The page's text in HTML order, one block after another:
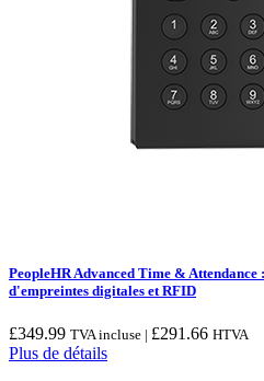
PeopleHR Advanced Time & Attendance
d'empreintes digitales et RFID
£349.99 TVA incluse | £291.66 HTVA
Plus de détails